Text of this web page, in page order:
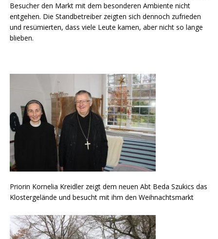
Besucher den Markt mit dem besonderen Ambiente nicht
entgehen. Die Standbetreiber zeigten sich dennoch zufrieden
und resümierten, dass viele Leute kamen, aber nicht so lange
blieben.
Priorin Kornelia Kreidler zeigt dem neuen Abt Beda Szukics das
Klostergelände und besucht mit ihm den Weihnachtsmarkt